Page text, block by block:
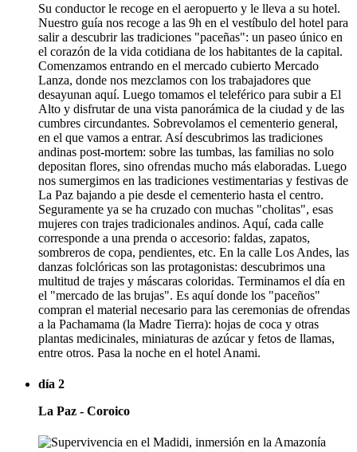
Su conductor le recoge en el aeropuerto y le lleva a su hotel.
Nuestro guía nos recoge a las 9h en el vestíbulo del hotel para
salir a descubrir las tradiciones "paceñas": un paseo único en
el corazón de la vida cotidiana de los habitantes de la capital.
Comenzamos entrando en el mercado cubierto Mercado
Lanza, donde nos mezclamos con los trabajadores que
desayunan aquí. Luego tomamos el teleférico para subir a El
Alto y disfrutar de una vista panorámica de la ciudad y de las
cumbres circundantes. Sobrevolamos el cementerio general,
en el que vamos a entrar. Así descubrimos las tradiciones
andinas post-mortem: sobre las tumbas, las familias no solo
depositan flores, sino ofrendas mucho más elaboradas. Luego
nos sumergimos en las tradiciones vestimentarias y festivas de
La Paz bajando a pie desde el cementerio hasta el centro.
Seguramente ya se ha cruzado con muchas "cholitas", esas
mujeres con trajes tradicionales andinos. Aquí, cada calle
corresponde a una prenda o accesorio: faldas, zapatos,
sombreros de copa, pendientes, etc. En la calle Los Andes, las
danzas folclóricas son las protagonistas: descubrimos una
multitud de trajes y máscaras coloridas. Terminamos el día en
el "mercado de las brujas". Es aquí donde los "paceños"
compran el material necesario para las ceremonias de ofrendas
a la Pachamama (la Madre Tierra): hojas de coca y otras
plantas medicinales, miniaturas de azúcar y fetos de llamas,
entre otros. Pasa la noche en el hotel Anami.
día 2
La Paz - Coroico